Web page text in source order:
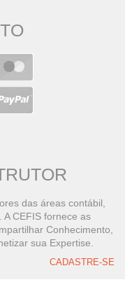
das áreas contábil,
CEFIS fornece as
Conhecimento,
sua Expertise.
CADASTRE-SE